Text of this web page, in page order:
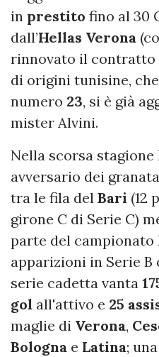
in prestito fino al 30
dall’Hellas Verona
rinnovato il contratto
di origini tunisine,
numero 23, si è già
mister Alvini.
Nella scorsa
avversario dei
tra le fila del Bari (12
girone C di Serie C)
parte del campionato
apparizioni in Serie B
serie cadetta vanta
gol all'attivo e 25
maglie di Verona,
Bologna e Latina;